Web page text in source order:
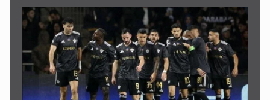
Bu ölkələrə şəxsiyyət vəsiqəsi ilə gedə biləcəksiniz -